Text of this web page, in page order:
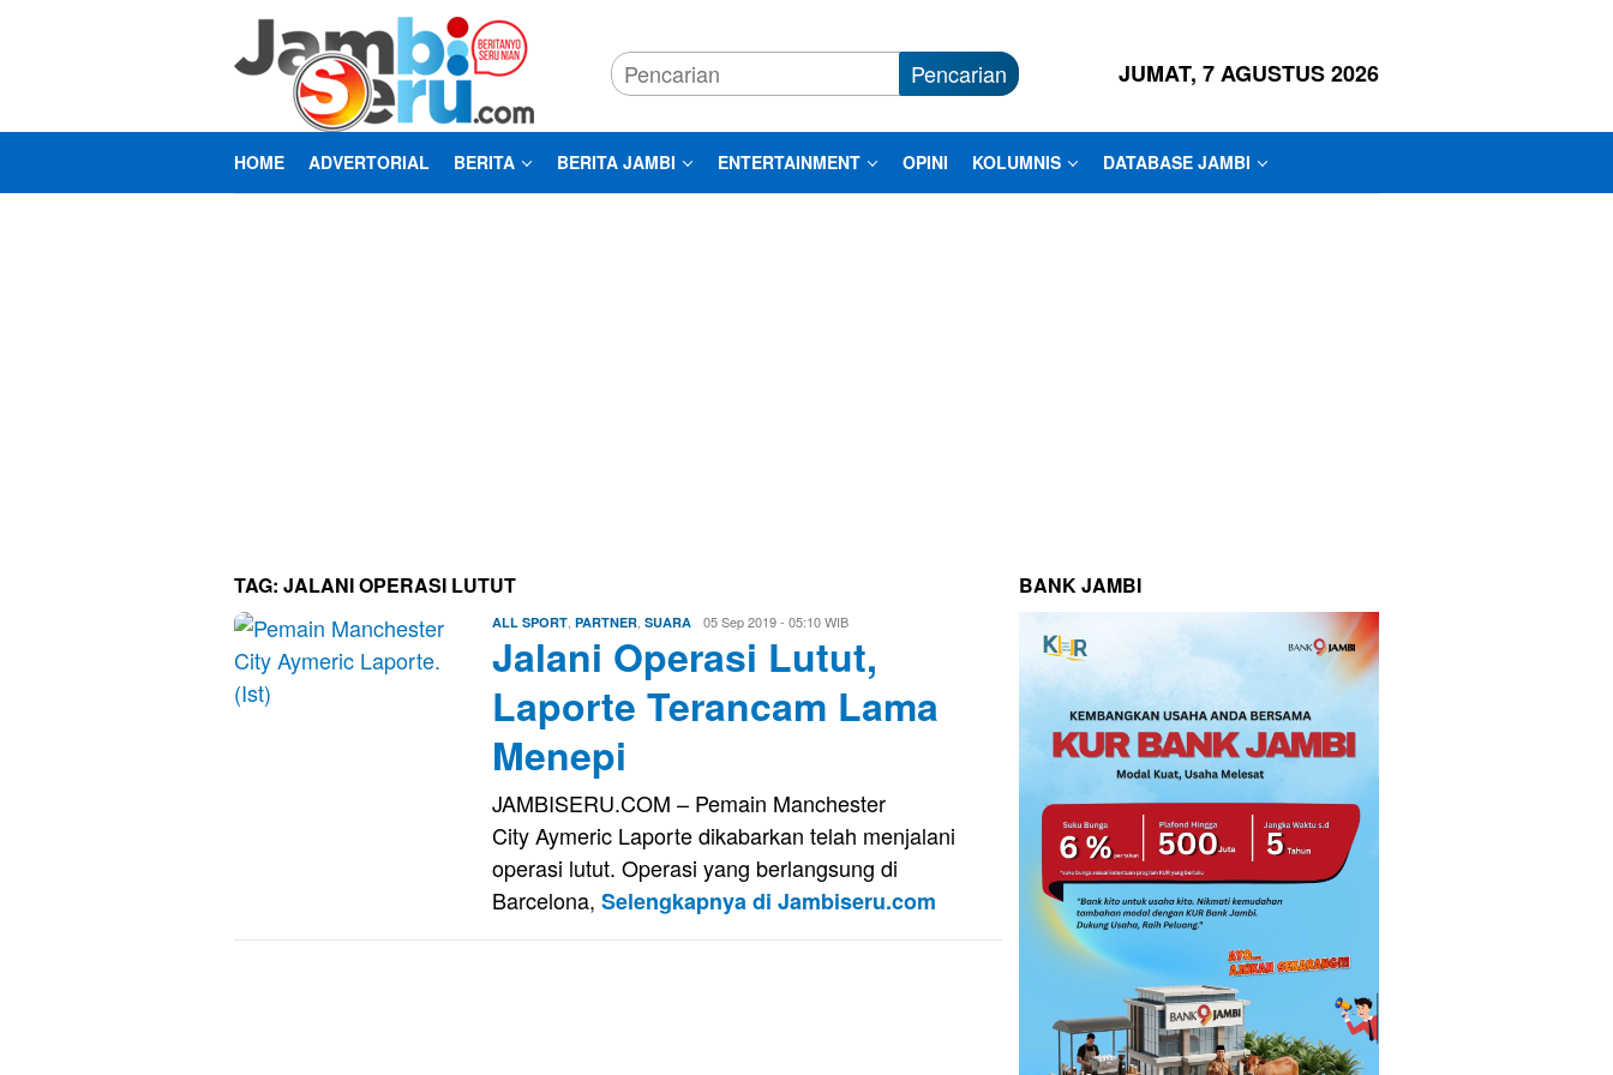
Pencarian JUMAT, 7 AGUSTUS 2026
HOME ADVERTORIAL BERITA BERITA JAMBI ENTERTAINMENT OPINI KOLUMNIS DATABASE JAMBI
TAG: JALANI OPERASI LUTUT
ALL SPORT PARTNER SUARA Eri05 Sep 2019 - 05:10 WIB
Jalani Operasi Lutut,
Laporte Terancam Lama
Menepi
JAMBISERU.COM – Pemain Manchester
City Aymeric Laporte dikabarkan telah menjalani
operasi lutut. Operasi yang berlangsung di
Barcelona, Selengkapnya di Jambiseru.com
BANK JAMBI